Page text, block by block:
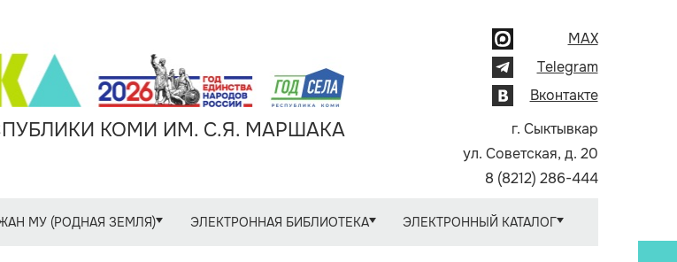
КОМИ ИМ. С.Я. МАРШАКА
MAX
Telegram
Вконтакте
г. Сыктывкар
ул. Советская, д. 20
8 (8212) 286-444
МУ (РОДНАЯ ЗЕМЛЯ) ЭЛЕКТРОННАЯ БИБЛИОТЕКА ЭЛЕКТРОННЫЙ КАТАЛОГ